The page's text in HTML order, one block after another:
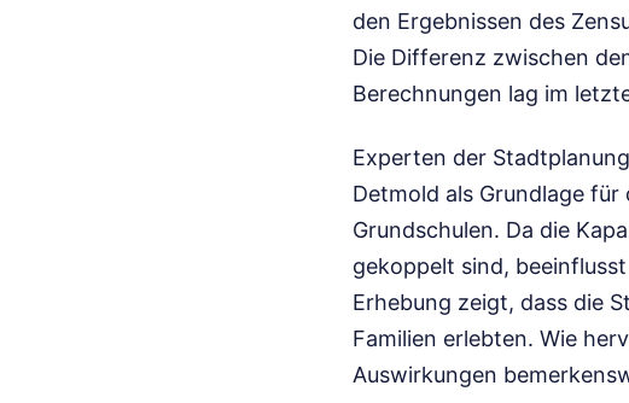
den Ergebnissen des
Die Differenz zwischen
Berechnungen lag im
Experten der
Detmold als Grundlage
Grundschulen. Da die
gekoppelt sind,
Erhebung zeigt, dass die
Familien erlebten. Wie
Auswirkungen